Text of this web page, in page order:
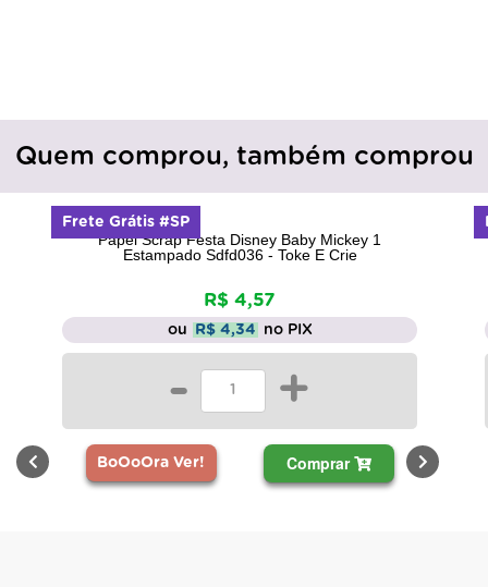
Quem comprou, também comprou
Papel Scrap Festa Disney Baby Mickey 1
Estampado Sdfd036 - Toke E Crie
R$ 4,57
ou R$ 4,34 no PIX
- +
BoOoOra Ver! Comprar
Frete Grátis #SP